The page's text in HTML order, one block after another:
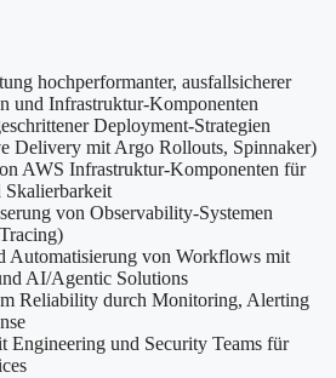
hochperformanter, ausfallsicherer
und Infrastruktur-Komponenten
Deployment-Strategien
Delivery mit Argo Rollouts, Spinnaker)
AWS Infrastruktur-Komponenten für
Skalierbarkeit
von Observability-Systemen
Automatisierung von Workflows mit
AI/Agentic Solutions
Reliability durch Monitoring, Alerting
Engineering und Security Teams für